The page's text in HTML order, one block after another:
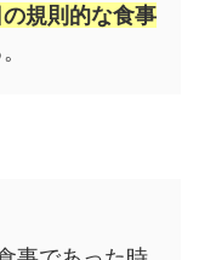
規則的な食事